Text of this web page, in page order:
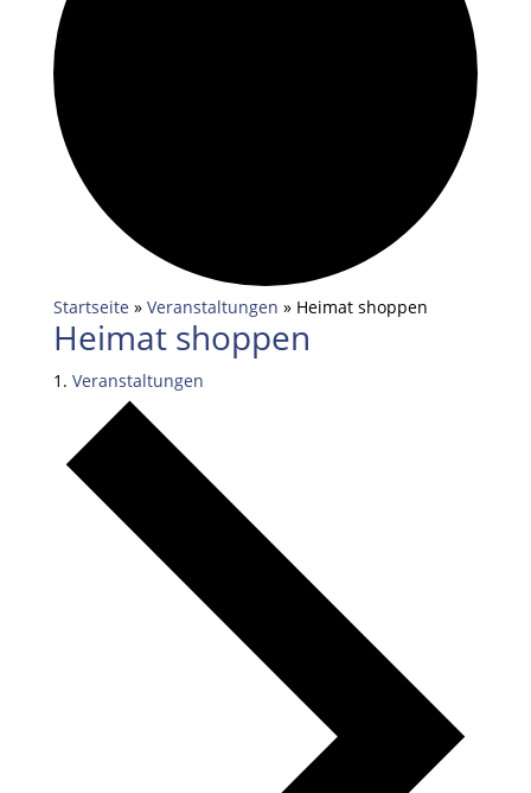
Startseite » Veranstaltungen » Heimat shoppen
Heimat shoppen
Veranstaltungen